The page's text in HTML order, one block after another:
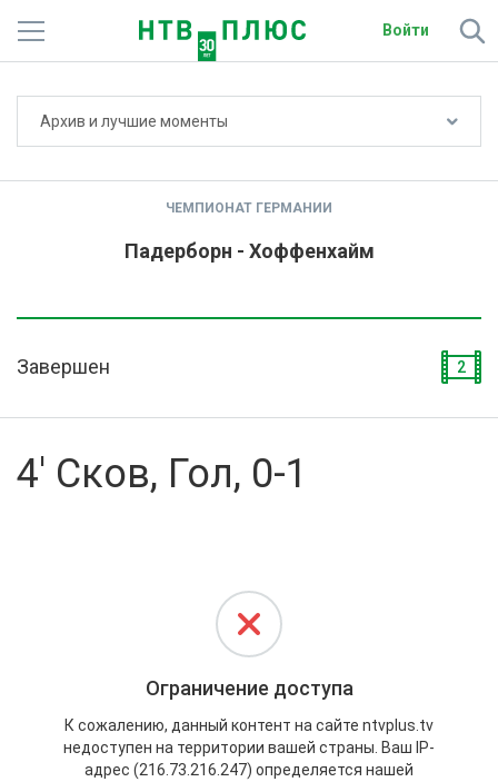
Войти
О сайте
Архив и лучшие моменты
ЧЕМПИОНАТ ГЕРМАНИИ
Падерборн - Хоффенхайм
Завершен 2
4' Сков, Гол, 0-1